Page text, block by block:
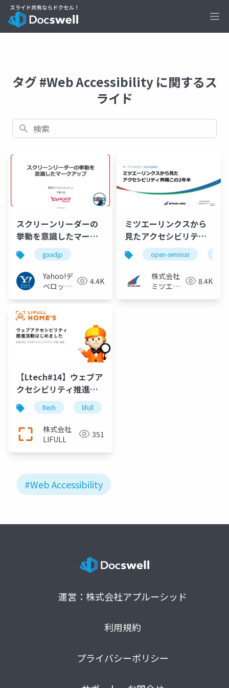
タグ #Web Accessibility に関するス
ライド
検索
スクリーンリーダーの
挙動を意識したマーク
アップ gaadjp
Yahoo!デ
ベロッパ
4.4K
ミツエーリンクスから
見たアクセシビリティ
界隈この2年半
open-seminar
株式会社
ミツエー
8.4K
【Ltech#14】ウェブア
クセシビリティ推進活
動はじめました
ltech lifull
株式会社
LIFULL
351
#Web Accessibility
運営：株式会社アプルーシッド
利用規約
プライバシーポリシー